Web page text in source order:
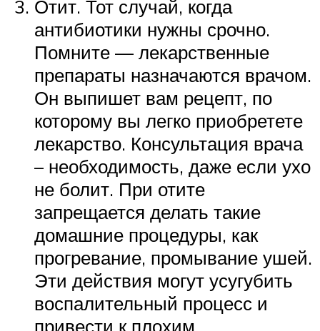
Отит. Тот случай, когда
антибиотики нужны срочно.
Помните — лекарственные
препараты назначаются врачом.
Он выпишет вам рецепт, по
которому вы легко приобретете
лекарство. Консультация врача
– необходимость, даже если ухо
не болит. При отите
запрещается делать такие
домашние процедуры, как
прогревание, промывание ушей.
Эти действия могут усугубить
воспалительный процесс и
привести к плохим